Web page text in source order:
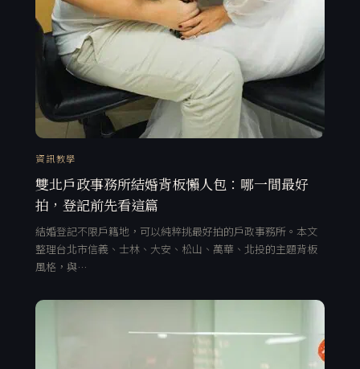
資訊教學
雙北戶政事務所結婚背板懶人包：哪一間最好
拍，登記前先看這篇
結婚登記不限戶籍地，可以純粹挑最好拍的戶政事務所。本文
整理台北市信義、士林、大安、松山、萬華、北投的主題背板
風格，與…